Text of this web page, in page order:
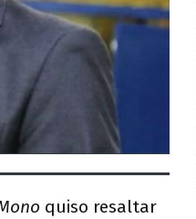
quiso resaltar